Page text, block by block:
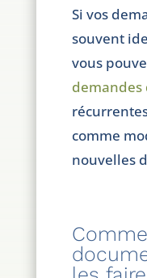
Si vos
souvent
vous
demandes
comme
nouvelles